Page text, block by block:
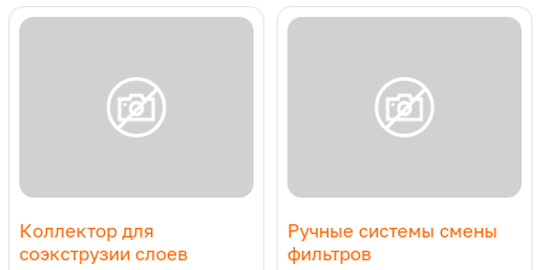
Коллектор для
соэкструзии слоев
Ручные системы смены
фильтров